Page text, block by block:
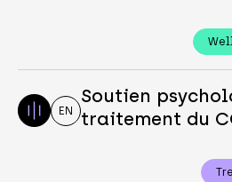
EN
Soutien
traitement du